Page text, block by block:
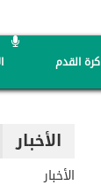
كرة القدم
الأخبار
الأخبار